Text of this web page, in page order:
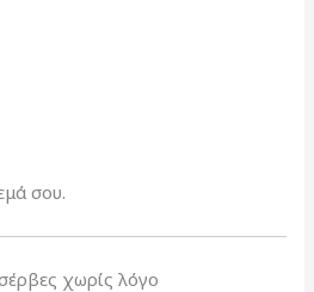
σου.
χωρίς λόγο